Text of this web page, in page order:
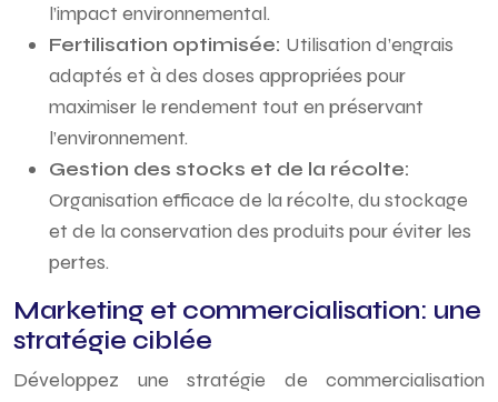
l’impact environnemental.
Fertilisation optimisée: Utilisation d’engrais
adaptés et à des doses appropriées pour
maximiser le rendement tout en préservant
l’environnement.
Gestion des stocks et de la récolte:
Organisation efficace de la récolte, du stockage
et de la conservation des produits pour éviter les
pertes.
Marketing et commercialisation: une
stratégie ciblée
Développez une stratégie de commercialisation